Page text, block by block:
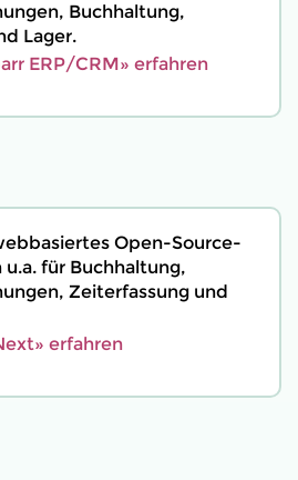
Buchhaltung,
Lager.
ERP/CRM» erfahren
Open-Source-
für Buchhaltung,
Zeiterfassung und
erfahren